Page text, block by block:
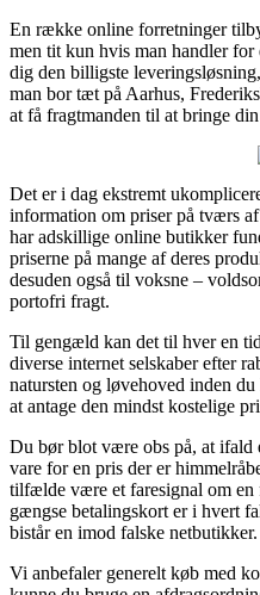
En række online forretninger
men tit kun hvis man handler
dig den billigste
man bor tæt på Aarhus,
at få fragtmanden til at bringe
Det er i dag ekstremt
information om priser på tværs
har adskillige online butikker
priserne på mange af deres
desuden også til voksne –
portofri fragt.
Til gengæld kan det til hver en
diverse internet selskaber efter
natursten og løvehoved inden du
at antage den mindst kostelige
Du bør blot være obs på, at ifald
vare for en pris der er
tilfælde være et faresignal om en
gængse betalingskort er i hvert
bistår en imod falske netbutikker.
Vi anbefaler generelt køb med